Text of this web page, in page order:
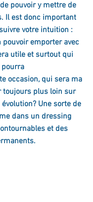
pouvoir y mettre de
Il est donc important
votre intuition :
pouvoir emporter avec
utile et surtout qui
pourra
occasion, qui sera ma
toujours plus loin sur
Une sorte de
dans un dressing
et des